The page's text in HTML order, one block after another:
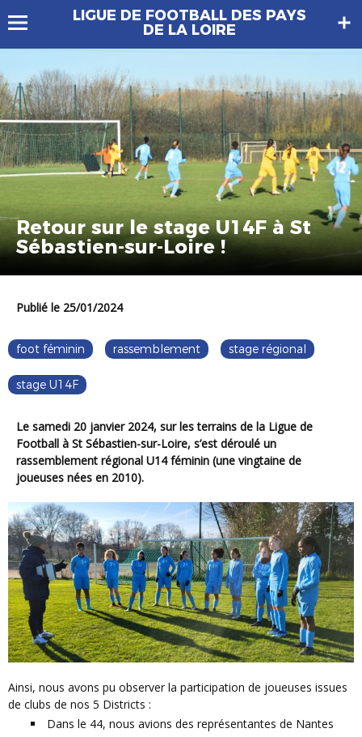
LIGUE DE FOOTBALL DES PAYS
DE LA LOIRE
Retour sur le stage U14F à St
Sébastien-sur-Loire !
Publié le 25/01/2024
foot féminin rassemblement stage régional
stage U14F
Le samedi 20 janvier 2024, sur les terrains de la Ligue de
Football à St Sébastien-sur-Loire, s’est déroulé un
rassemblement régional U14 féminin (une vingtaine de
joueuses nées en 2010).
Ainsi, nous avons pu observer la participation de joueuses issues
de clubs de nos 5 Districts :
Dans le 44, nous avions des représentantes de Nantes